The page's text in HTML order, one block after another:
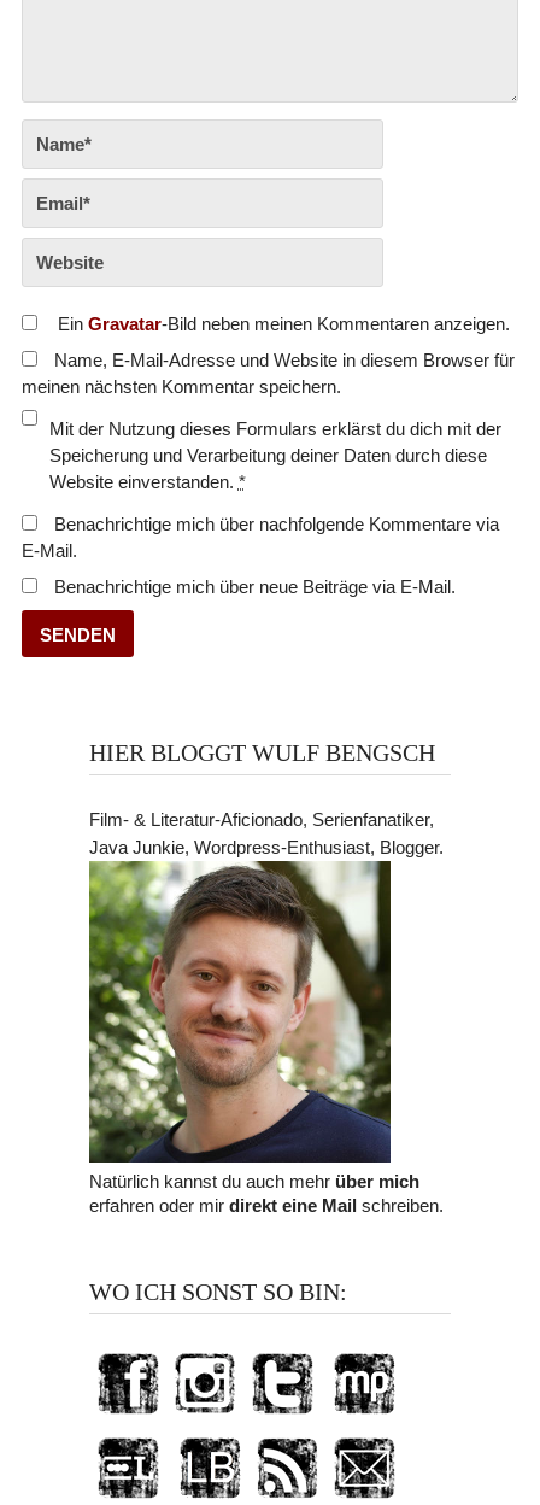
Ein Gravatar-Bild neben meinen Kommentaren anzeigen.
Name, E-Mail-Adresse und Website in diesem Browser für
meinen nächsten Kommentar speichern.
Mit der Nutzung dieses Formulars erklärst du dich mit der
Speicherung und Verarbeitung deiner Daten durch diese
Website einverstanden. *
Benachrichtige mich über nachfolgende Kommentare via
E-Mail.
Benachrichtige mich über neue Beiträge via E-Mail.
HIER BLOGGT WULF BENGSCH
Film- & Literatur-Aficionado, Serienfanatiker,
Java Junkie, Wordpress-Enthusiast, Blogger.
Natürlich kannst du auch mehr über mich
erfahren oder mir direkt eine Mailschreiben.
WO ICH SONST SO BIN: